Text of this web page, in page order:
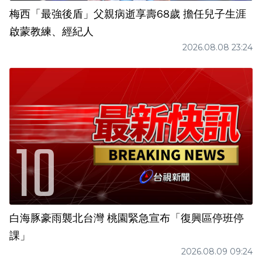
梅西「最強後盾」父親病逝享壽68歲 擔任兒子生涯
啟蒙教練、經紀人
2026.08.08 23:24
白海豚豪雨襲北台灣 桃園緊急宣布「復興區停班停
課」
2026.08.09 09:24